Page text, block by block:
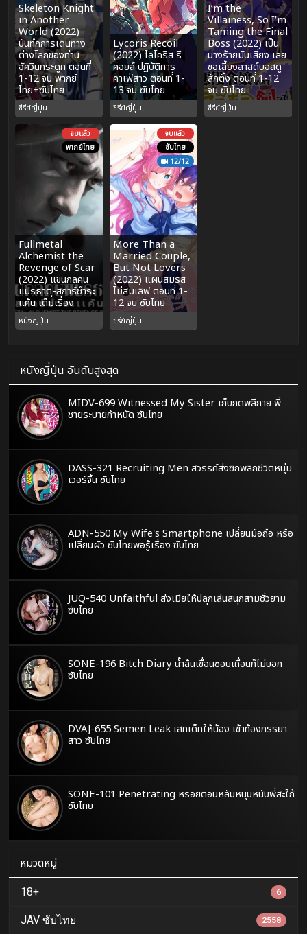
Skeleton Knight
in Another
World (2022)
บันทึกการเดินทาง
ต่างโลกของท่าน
อัศวินกระดูก ตอนที่
1-12 จบ พากย์
ไทย+ซับไทย
ซีรีย์ญี่ปุ่น
Lycoris Recoil
(2022) ไลโคริส รี
คอยล์ ปฏิบัติการ
คาเฟ่สาว ตอนที่ 1-
13 จบ ซับไทย
ซีรีย์ญี่ปุ่น
I’m the
Villainess, So I’m
Taming the Final
Boss (2022) เป็น
นางร้ายมันเสี่ยง เลย
ขอเลี้ยงลาสต์บอสดู
สักตั้ง ตอนที่ 1-12
จบ ซับไทย
ซีรีย์ญี่ปุ่น
จบแล้ว
พากย์ไทย
Fullmetal
Alchemist the
Revenge of Scar
(2022) แขนกลคน
แปรธาตุ-สการ์ชำระ
แค้น เต็มเรื่อง
หนังญี่ปุ่น
จบแล้ว
ซับไทย
12/12
More Than a
Married Couple,
But Not Lovers
(2022) แผนสมรส
ไม่สมเลิฟ ตอนที่ 1-
12 จบ ซับไทย
ซีรีย์ญี่ปุ่น
หนังญี่ปุ่น อันดับสูงสุด
MIDV-699 Witnessed My Sister เก็บกดพลีกาย พี่
ชายระบายกำหนัด ซับไทย
DASS-321 Recruiting Men สวรรค์ส่งซิกพลิกชีวิตหนุ่ม
เวอร์จิ้น ซับไทย
ADN-550 My Wife's Smartphone เปลี่ยนมือถือ หรือ
เปลี่ยนผัว ซับไทยพอรู้เรื่อง ซับไทย
JUQ-540 Unfaithful ส่งเมียให้ปลุกเล่นสนุกสามชั่วยาม
ซับไทย
SONE-196 Bitch Diary น้ำล้นเขื่อนชอบเถื่อนก็ไม่บอก
ซับไทย
DVAJ-655 Semen Leak เสกเด็กให้น้อง เข้าท้องภรรยา
สาว ซับไทย
SONE-101 Penetrating หรอยตอนหลับหนุบหนับพี่สะใภ้
ซับไทย
หมวดหมู่
18+ 6
JAV ซับไทย 2558